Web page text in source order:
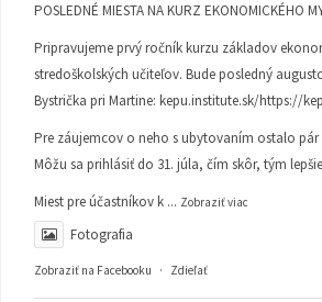
POSLEDNÉ MIESTA NA KURZ EKONOMICKÉHO
Pripravujeme prvý ročník kurzu základov
stredoškolských učiteľov. Bude posledný
Bystrička pri Martine: kepu.institute.sk/https://
Pre záujemcov o neho s ubytovaním ostalo pár
Môžu sa prihlásiť do 31. júla, čím skôr, tým
Miest pre účastníkov k ... Zobraziť viac
Fotografia
Zobraziť na Facebooku · Zdieľať